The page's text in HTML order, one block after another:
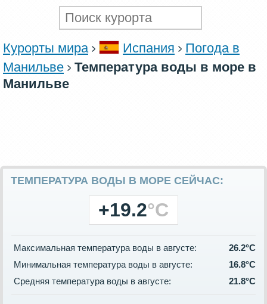
Курорты мира Испания
Погода в
Манильве
Температура воды в море в
Манильве
ТЕМПЕРАТУРА ВОДЫ В МОРЕ СЕЙЧАС:
+19.2°C
Максимальная температура воды в августе:
26.2°C
Минимальная температура воды в августе:
16.8°C
Средняя температура воды в августе:
21.8°C